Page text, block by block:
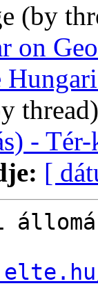
(by
on
-
[